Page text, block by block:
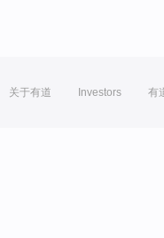
关于有道 Investors 有